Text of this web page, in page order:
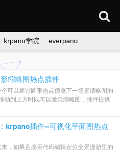
krpano学院 everpano
缩略图热点插件
个可以通过圆形热点预览下一场景缩略图的
动到上方时既可以激活缩略图，插件提供
krpano插件--可视化平面图热点
来，如果直接用代码编辑定位全景漫游里的